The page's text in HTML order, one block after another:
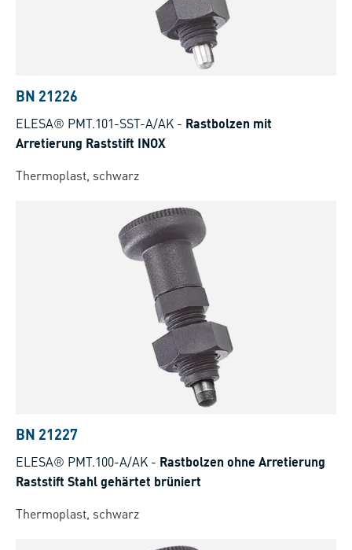
BN 21226
ELESA® PMT.101-SST-A/AK - Rastbolzen mit
Arretierung Raststift INOX
Thermoplast, schwarz
BN 21227
ELESA® PMT.100-A/AK - Rastbolzen ohne Arretierung
Raststift Stahl gehärtet brüniert
Thermoplast, schwarz